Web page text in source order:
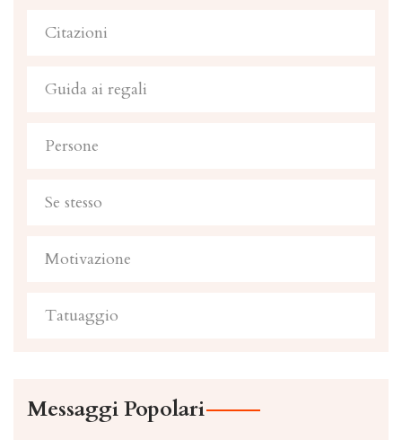
Citazioni
Guida ai regali
Persone
Se stesso
Motivazione
Tatuaggio
Messaggi Popolari